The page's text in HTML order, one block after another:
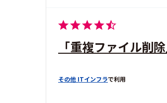
「重複ファイル削
その他 ITインフラで利用